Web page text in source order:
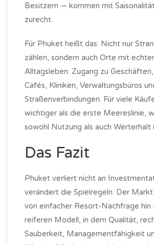
Besitzern — kommen mit
zurecht.
Für Phuket heißt das: Nicht nur
zählen, sondern auch Orte mit
Alltagsleben: Zugang zu
Cafés, Kliniken, Verwaltungsbüros
Straßenverbindungen. Für viele
wichtiger als die erste Meereslinie,
sowohl Nutzung als auch Werterhalt
Das Fazit
Phuket verliert nicht an
verändert die Spielregeln. Der
von einfacher Resort-Nachfrage hin
reiferen Modell, in dem Qualität,
Sauberkeit, Managementfähigkeit